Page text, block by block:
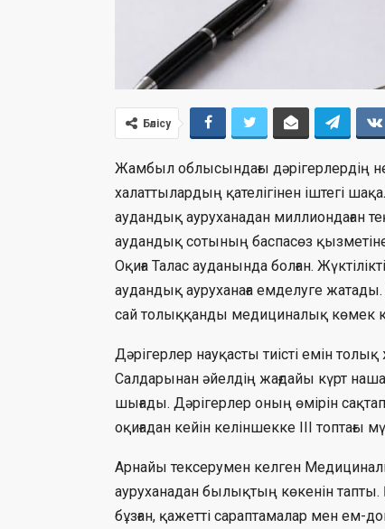
Бөлісу
Жамбыл облысындағы дәрігерлердің
халаттылардың қателігінен іштегі
аудандық ауруханадан миллиондаған
аудандық сотының баспасөз
Оқиға Талас ауданында болған.
аудандық ауруханаға емделуге жатады.
сай толыққанды медициналық көмек
Дәрігерлер науқасты тиісті емін
Салдарынан әйелдің жағдайы күрт
шығады. Дәрігерлер оның өмірін
оқиғадан кейін келіншекке III топтағы
Арнайы тексерумен келген
ауруханадан былықтың көкенін
бұзған, қажетті сараптамалар мен ем-